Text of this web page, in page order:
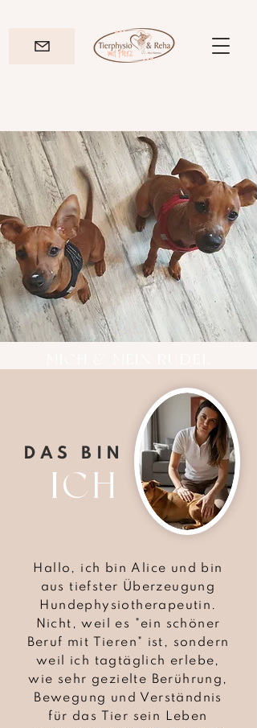
Über
ICH
DAS BIN
Hallo, ich bin Alice und bin
aus tiefster Überzeugung
Hundephysiotherapeutin.
Nicht, weil es "ein schöner
Beruf mit Tieren" ist, sondern
weil ich tagtäglich erlebe,
wie sehr gezielte Berührung,
Bewegung und Verständnis
für das Tier sein Leben